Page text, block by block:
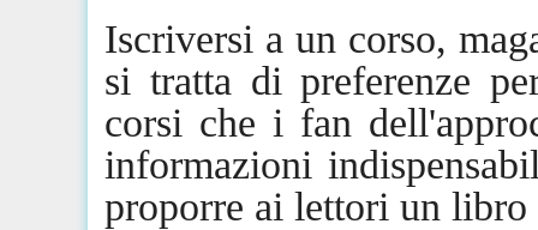
Iscriversi a un corso,
si tratta di preferenze
corsi che i fan
informazioni
proporre ai lettori un